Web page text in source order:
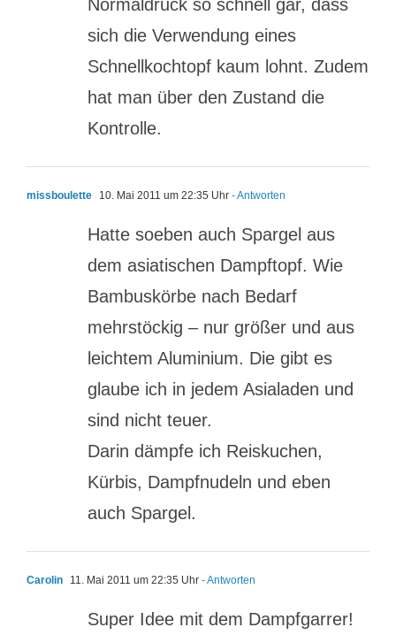
Normaldruck so schnell gar, dass
sich die Verwendung eines
Schnellkochtopf kaum lohnt. Zudem
hat man über den Zustand die
Kontrolle.
missboulette 10. Mai 2011 um 22:35 Uhr - Antworten
Hatte soeben auch Spargel aus
dem asiatischen Dampftopf. Wie
Bambuskörbe nach Bedarf
mehrstöckig – nur größer und aus
leichtem Aluminium. Die gibt es
glaube ich in jedem Asialaden und
sind nicht teuer.
Darin dämpfe ich Reiskuchen,
Kürbis, Dampfnudeln und eben
auch Spargel.
Carolin 11. Mai 2011 um 22:35 Uhr - Antworten
Super Idee mit dem Dampfgarrer!